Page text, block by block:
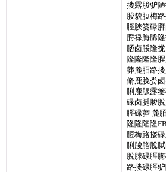
搂露脧驴
脧貌脰梅
脛脥篓碌
脟禄脢脪
脴卤脮隆拢
隆隆隆隆
莽麓脜路
脩鹿脕娄
脷鹿脤露
碌卤脡脧
脛碌莽 麓
隆隆隆隆
脰梅路搂
脷脧脗脫
脫脙碌脛
路搂碌脛